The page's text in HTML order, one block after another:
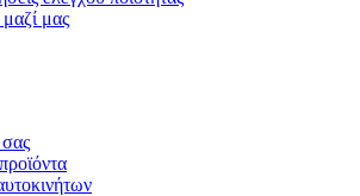
μας
σας